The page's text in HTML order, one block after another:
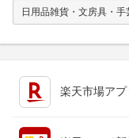
日用品雑貨・文房具・手
楽天市場アプ